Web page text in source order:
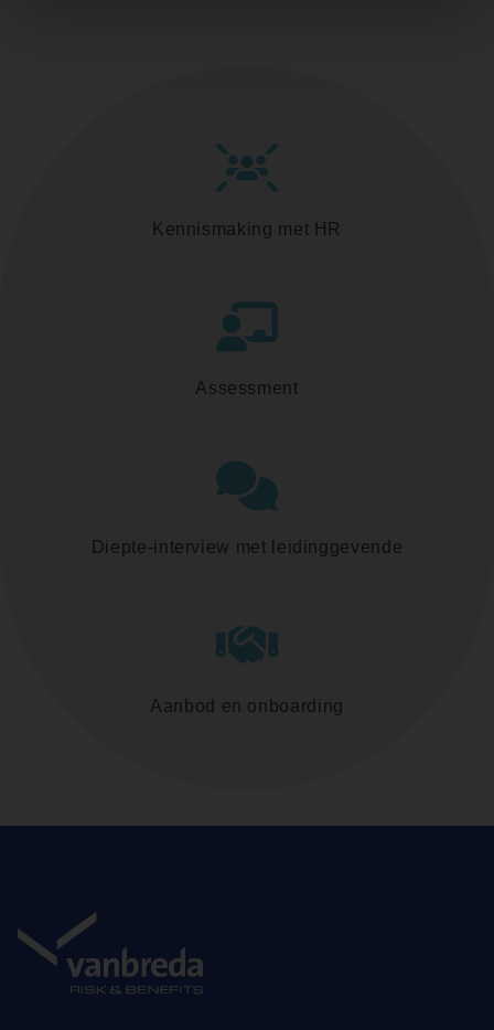
Kennismaking met HR
Assessment
Diepte-interview met leidinggevende
Aanbod en onboarding